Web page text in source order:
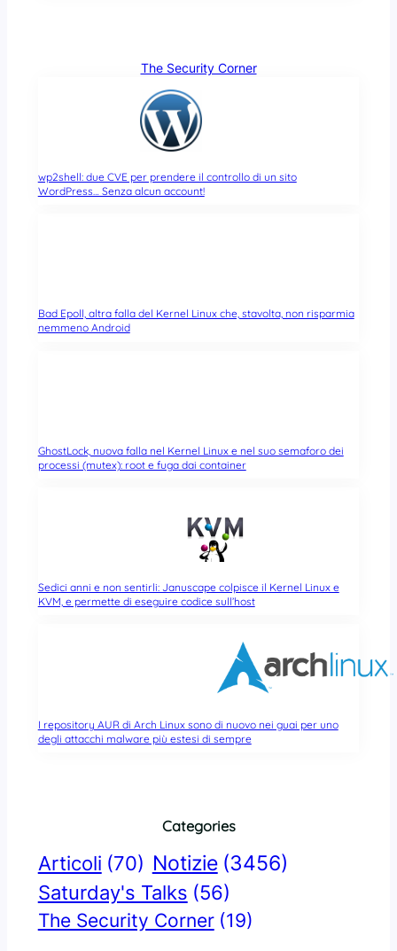
The Security Corner
wp2shell: due CVE per prendere il controllo di un sito
WordPress… Senza alcun account!
Bad Epoll, altra falla del Kernel Linux che, stavolta, non risparmia
nemmeno Android
GhostLock, nuova falla nel Kernel Linux e nel suo semaforo dei
processi (mutex): root e fuga dai container
Sedici anni e non sentirli: Januscape colpisce il Kernel Linux e
KVM, e permette di eseguire codice sull’host
I repository AUR di Arch Linux sono di nuovo nei guai per uno
degli attacchi malware più estesi di sempre
Categories
Articoli (70) Notizie (3456)
Saturday's Talks (56)
The Security Corner (19)